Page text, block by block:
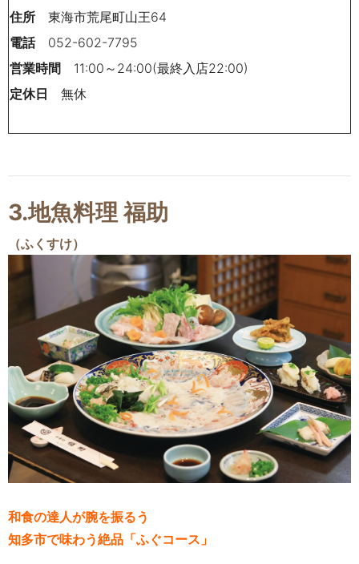
住所 東海市荒尾町山王64
電話052-602-7795
営業時間 11:00～24:00(最終入店22:00)
定休日 無休
3.地魚料理 福助
（ふくすけ）
和食の達人が腕を振るう
知多市で味わう絶品「ふぐコース」